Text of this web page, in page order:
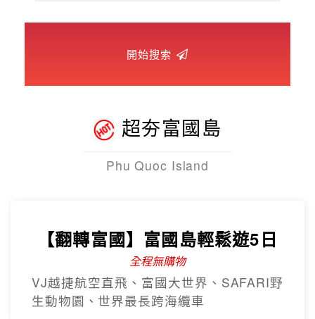
開始搜索
超夯富國島
Phu Quoc Island
【翻轉富國】富國島輕鬆遊5日
全程無購物
VJ越捷航空直飛、富國大世界、SAFARI野
生動物園、世界最長跨海纜車